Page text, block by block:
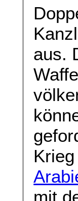
aus.
mit